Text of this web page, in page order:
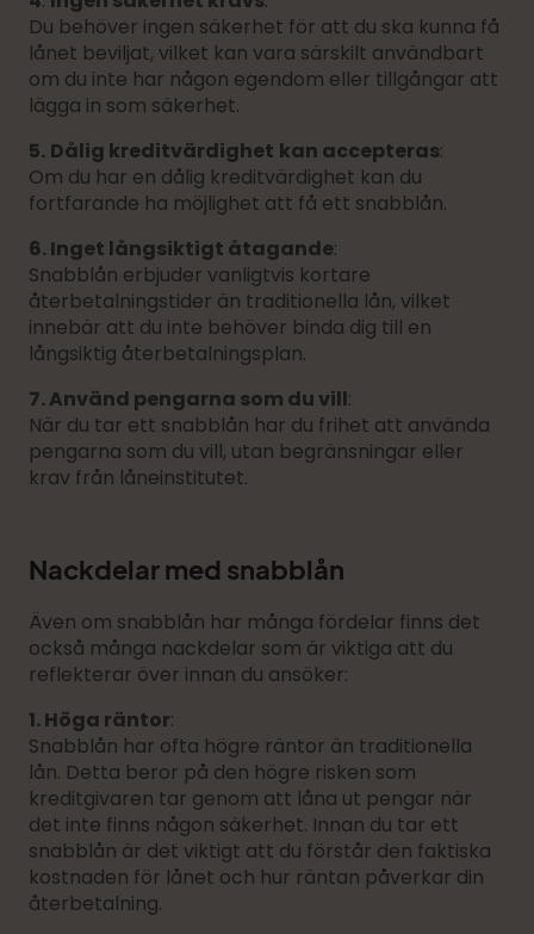
Du behöver ingen säkerhet för att du ska kunna få
lånet beviljat, vilket kan vara särskilt användbart
om du inte har någon egendom eller tillgångar att
lägga in som säkerhet.
5. Dålig kreditvärdighet kan accepteras:
Om du har en dålig kreditvärdighet kan du
fortfarande ha möjlighet att få ett snabblån.
6. Inget långsiktigt åtagande:
Snabblån erbjuder vanligtvis kortare
återbetalningstider än traditionella lån, vilket
innebär att du inte behöver binda dig till en
långsiktig återbetalningsplan.
7. Använd pengarna som du vill:
När du tar ett snabblån har du frihet att använda
pengarna som du vill, utan begränsningar eller
krav från låneinstitutet.
Nackdelar med snabblån
Även om snabblån har många fördelar finns det
också många nackdelar som är viktiga att du
reflekterar över innan du ansöker:
1. Höga räntor:
Snabblån har ofta högre räntor än traditionella
lån. Detta beror på den högre risken som
kreditgivaren tar genom att låna ut pengar när
det inte finns någon säkerhet. Innan du tar ett
snabblån är det viktigt att du förstår den faktiska
kostnaden för lånet och hur räntan påverkar din
återbetalning.